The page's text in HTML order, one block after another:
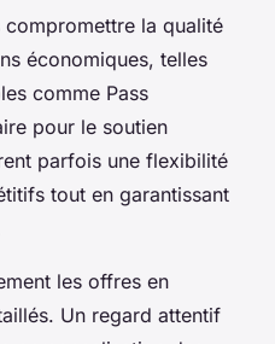
la qualité
économiques, telles
comme Pass
pour le soutien
parfois une flexibilité
tout en garantissant
les offres en
Un regard attentif